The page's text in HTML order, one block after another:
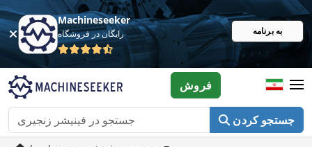
Machineseeker
رایگان در فروشگاه به برنامه
جستجو کردن
فروش